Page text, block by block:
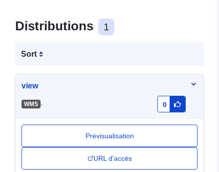
Distributions 1
Sort
view
WMS - 0
Prévisualisation
URL d'accès